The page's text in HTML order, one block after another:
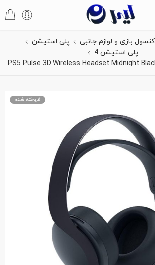
کنسول بازی و لوازم جانبی
پلی استیشن
پلی استیشن 4
فروخته شده